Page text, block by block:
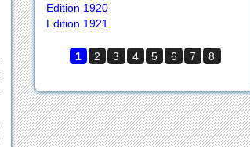
Edition 1920
Edition 1921
1 2 3 4 5 6 7 8